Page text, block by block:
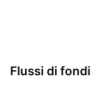
Flussi di fondi